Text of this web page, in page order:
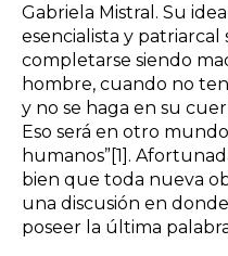
Gabriela Mistral. Su
esencialista y
completarse siendo
hombre, cuando no
y no se haga en su
Eso será en otro
humanos”[1] .
bien que toda nueva
una discusión en
poseer la última